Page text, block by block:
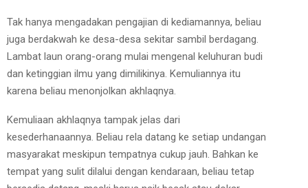
Tak hanya mengadakan pengajian di kediamannya, beliau
juga berdakwah ke desa-desa sekitar sambil berdagang.
Lambat laun orang-orang mulai mengenal keluhuran budi
dan ketinggian ilmu yang dimilikinya. Kemuliannya itu
karena beliau menonjolkan akhlaqnya.
Kemuliaan akhlaqnya tampak jelas dari
kesederhanaannya. Beliau rela datang ke setiap undangan
masyarakat meskipun tempatnya cukup jauh. Bahkan ke
tempat yang sulit dilalui dengan kendaraan, beliau tetap